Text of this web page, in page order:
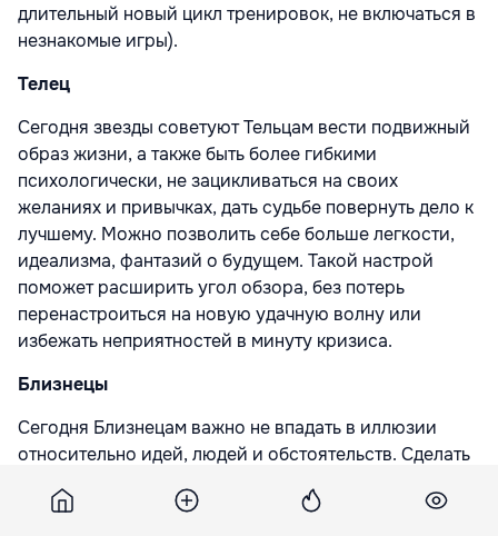
длительный новый цикл тренировок, не включаться в
незнакомые игры).
Телец
Сегодня звезды советуют Тельцам вести подвижный
образ жизни, а также быть более гибкими
психологически, не зацикливаться на своих
желаниях и привычках, дать судьбе повернуть дело к
лучшему. Можно позволить себе больше легкости,
идеализма, фантазий о будущем. Такой настрой
поможет расширить угол обзора, без потерь
перенастроиться на новую удачную волну или
избежать неприятностей в минуту кризиса.
Близнецы
Сегодня Близнецам важно не впадать в иллюзии
относительно идей, людей и обстоятельств. Сделать
доверчивее могут романтичные напоминания о